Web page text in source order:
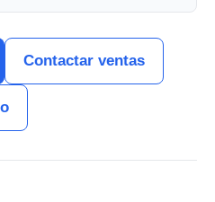
Contactar ventas